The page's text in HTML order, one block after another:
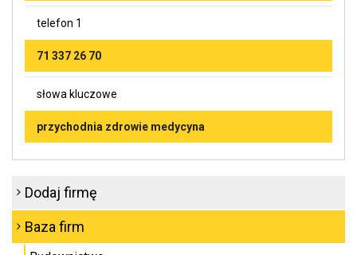
telefon 1
71 337 26 70
słowa kluczowe
przychodnia zdrowie medycyna
Dodaj firmę
Baza firm